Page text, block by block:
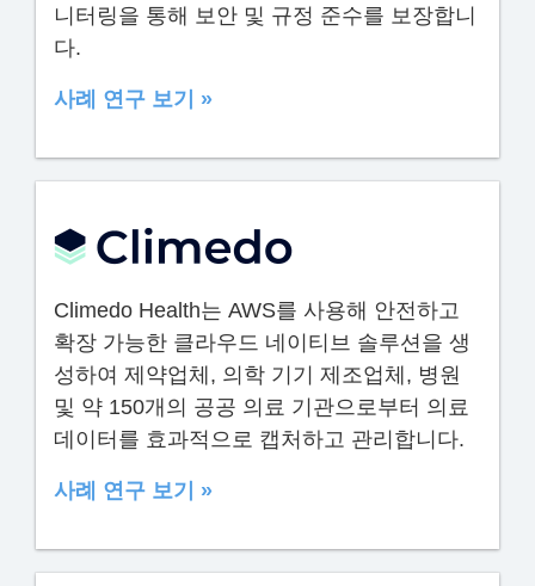
니터링을 통해 보안 및 규정 준수를 보장합니
다.
사례 연구 보기 »
Climedo Health는 AWS를 사용해 안전하고
확장 가능한 클라우드 네이티브 솔루션을 생
성하여 제약업체, 의학 기기 제조업체, 병원
및 약 150개의 공공 의료 기관으로부터 의료
데이터를 효과적으로 캡처하고 관리합니다.
사례 연구 보기 »